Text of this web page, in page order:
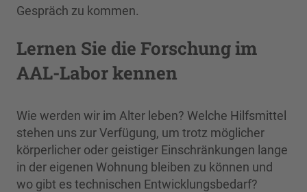
Gespräch zu kommen.
Lernen Sie die Forschung im
AAL-Labor kennen
Wie werden wir im Alter leben? Welche Hilfsmittel
stehen uns zur Verfügung, um trotz möglicher
körperlicher oder geistiger Einschränkungen lange
in der eigenen Wohnung bleiben zu können und
wo gibt es technischen Entwicklungsbedarf?